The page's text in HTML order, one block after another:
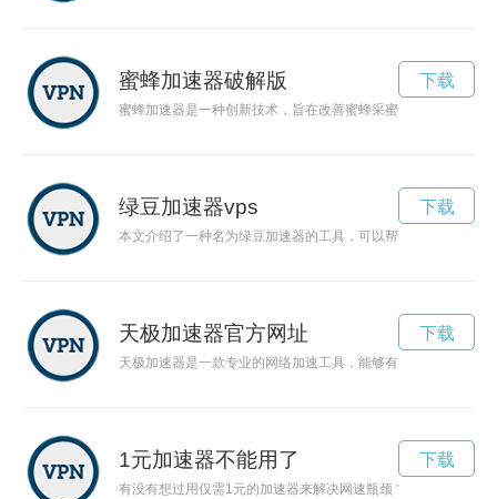
蜜蜂加速器破解版
蜜蜂加速器是一种创新技术，旨在改善蜜蜂采蜜的效率和速度
下载
绿豆加速器vps
本文介绍了一种名为绿豆加速器的工具，可以帮助用户提高网络
下载
天极加速器官方网址
天极加速器是一款专业的网络加速工具，能够有效提升网络速
下载
1元加速器不能用了
有没有想过用仅需1元的加速器来解决网速瓶颈？这个想法或许
下载